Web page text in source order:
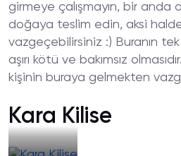
girmeye çalışmayın, bir anda
doğaya teslim edin, aksi
vazgeçebilirsiniz :) Buranın
aşırı kötü ve bakımsız
kişinin buraya gelmekten
Kara Kilise